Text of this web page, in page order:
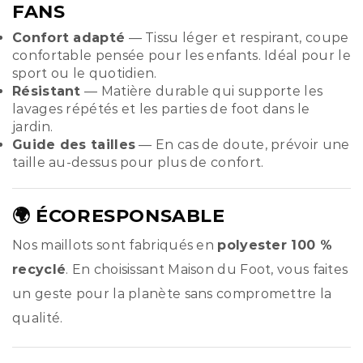
FANS
Confort adapté — Tissu léger et respirant, coupe
confortable pensée pour les enfants. Idéal pour le
sport ou le quotidien.
Résistant — Matière durable qui supporte les
lavages répétés et les parties de foot dans le
jardin.
Guide des tailles — En cas de doute, prévoir une
taille au-dessus pour plus de confort.
🌍 ÉCORESPONSABLE
Nos maillots sont fabriqués en polyester 100 %
recyclé. En choisissant Maison du Foot, vous faites
un geste pour la planète sans compromettre la
qualité.